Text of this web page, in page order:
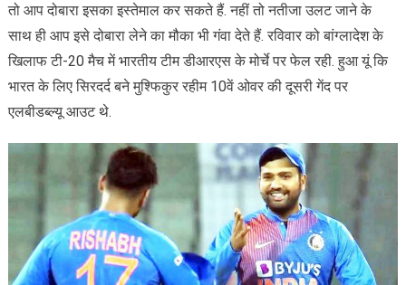
तो आप दोबारा इसका इस्तेमाल कर सकते हैं. नहीं तो नतीजा उलट जाने के
साथ ही आप इसे दोबारा लेने का मौका भी गंवा देते हैं. रविवार को बांग्लादेश के
खिलाफ टी-20 मैच में भारतीय टीम डीआरएस के मोर्चे पर फेल रही. हुआ यूं कि
भारत के लिए सिरदर्द बने मुश्फिकुर रहीम 10वें ओवर की दूसरी गेंद पर
एलबीडब्ल्यू आउट थे.